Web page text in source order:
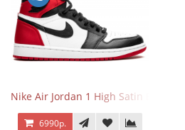
Nike Air Jordan 1 High Satin Black Toe
6990р.